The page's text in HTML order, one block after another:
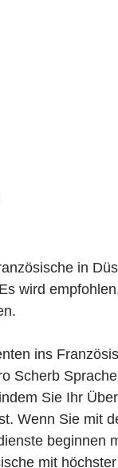
in
wird
ins
Scherb
Sie Ihr
Wenn Sie mit
beginnen
mit